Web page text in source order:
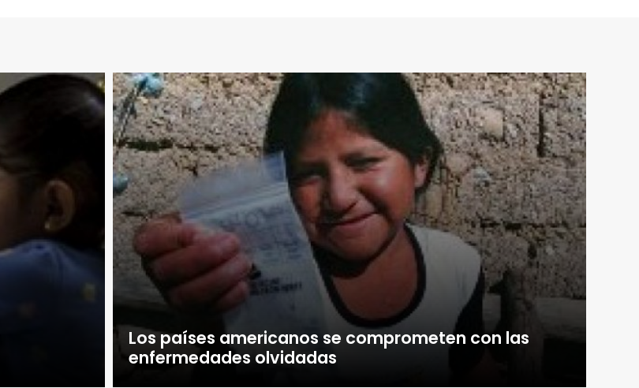
Los países americanos se comprometen con las
enfermedades olvidadas